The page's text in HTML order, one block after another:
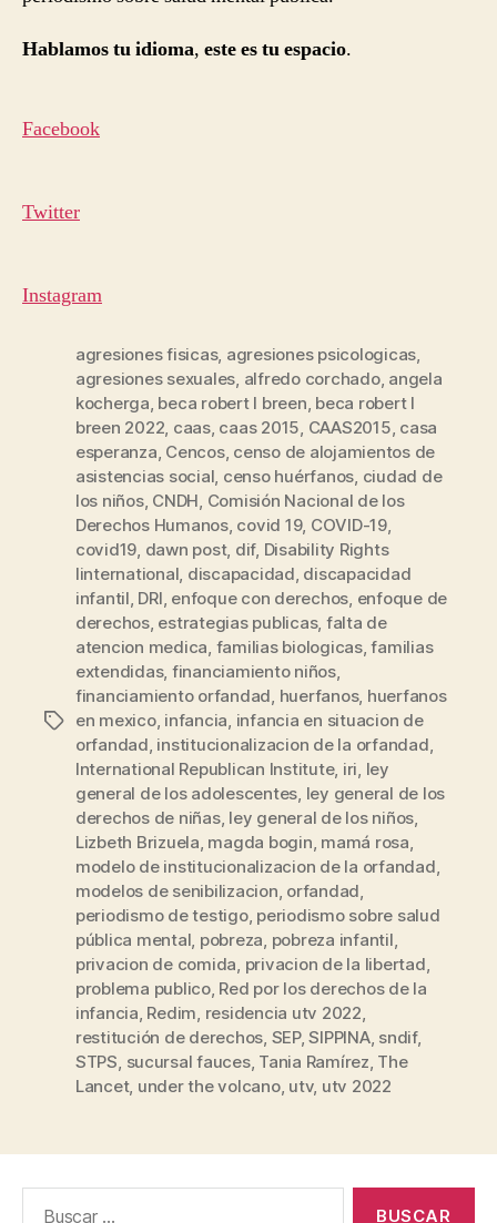
Hablamos tu idioma, este es tu espacio.
Facebook
Twitter
Instagram
Etiquetas
agresiones fisicas, agresiones psicologicas,
agresiones sexuales, alfredo corchado, angela
kocherga, beca robert l breen, beca robert l
breen 2022, caas, caas 2015, CAAS2015, casa
esperanza, Cencos, censo de alojamientos de
asistencias social, censo huérfanos, ciudad de
los niños, CNDH, Comisión Nacional de los
Derechos Humanos, covid 19, COVID-19,
covid19, dawn post, dif, Disability Rights
Iinternational, discapacidad, discapacidad
infantil, DRI, enfoque con derechos, enfoque de
derechos, estrategias publicas, falta de
atencion medica, familias biologicas,familias
extendidas, financiamiento niños,
financiamiento orfandad, huerfanos, huerfanos
en mexico, infancia, infancia en situacion de
orfandad, institucionalizacion de la orfandad,
International Republican Institute, iri, ley
general de los adolescentes, ley general de los
derechos de niñas, ley general de los niños,
Lizbeth Brizuela, magda bogin, mamá rosa,
modelo de institucionalizacion de la orfandad,
modelos de senibilizacion, orfandad,
periodismo de testigo, periodismo sobre salud
pública mental, pobreza, pobreza infantil,
privacion de comida, privacion de la libertad,
problema publico, Red por los derechos de la
infancia, Redim, residencia utv 2022,
restitución de derechos, SEP,SIPPINA, sndif,
STPS, sucursal fauces, Tania Ramírez, The
Lancet, under the volcano, utv, utv 2022